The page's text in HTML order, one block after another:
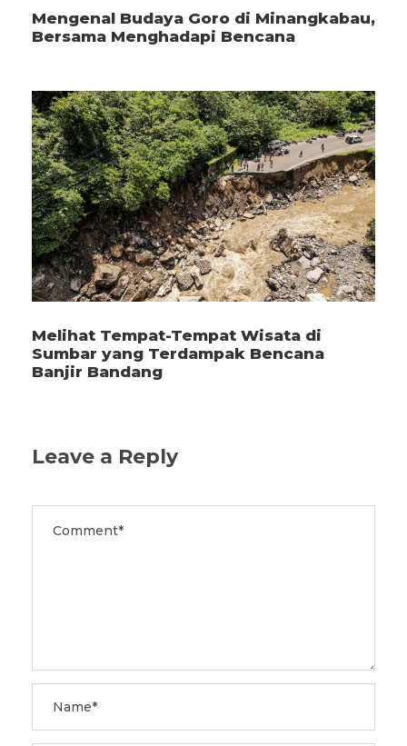
Mengenal Budaya Goro di Minangkabau,
Bersama Menghadapi Bencana
Melihat Tempat-Tempat Wisata di
Sumbar yang Terdampak Bencana
Banjir Bandang
Leave a Reply